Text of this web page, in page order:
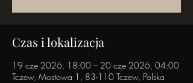
Czas i lokalizacja
19 cze 2026, 18:00 – 20 cze 2026, 04:00
Tczew, Mostowa 1, 83-110 Tczew, Polska